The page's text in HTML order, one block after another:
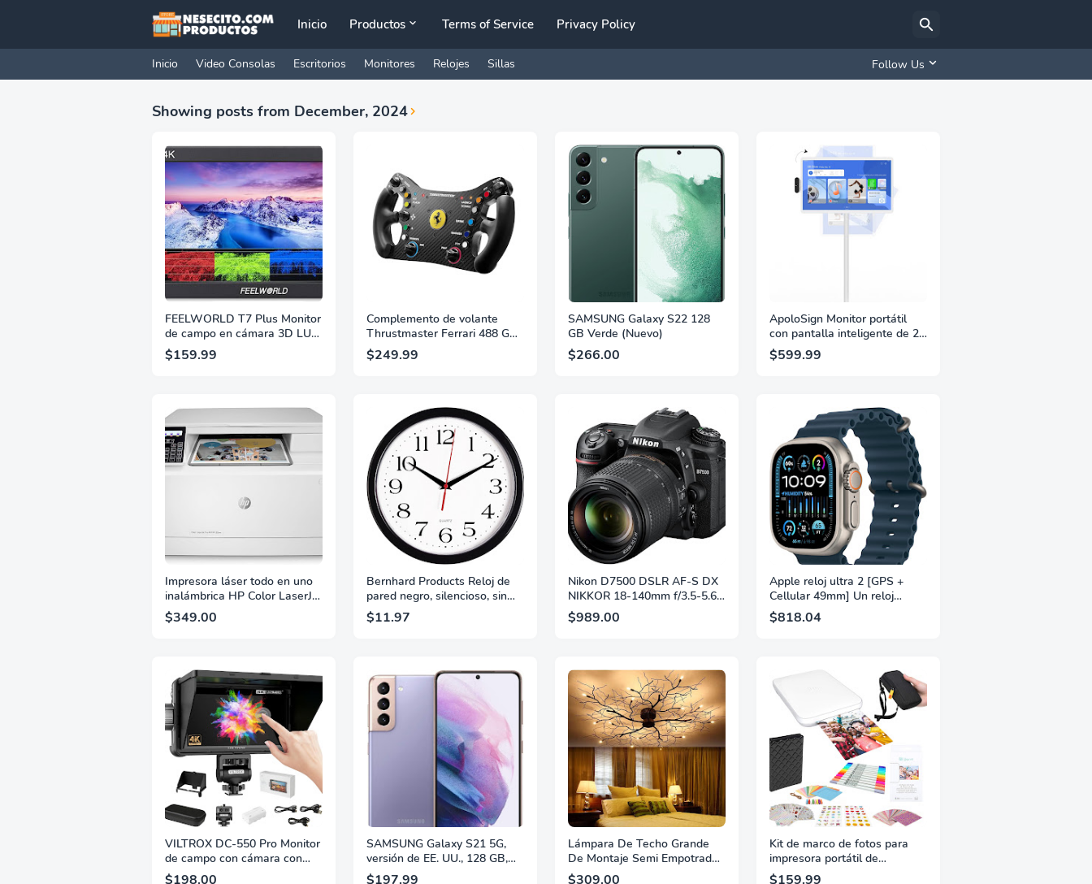
Inicio Productos Terms of Service Privacy Policy
Inicio Video Consolas Escritorios Monitores Relojes Sillas Follow Us
Showing posts from December, 2024
FEELWORLD T7 Plus Monitor
de campo en cámara 3D LUT
de 7 pulgadas con
entrada/salida HDMI 4K IPS
$159.99
Complemento de volante
Thrustmaster Ferrari 488 GT3
(Compatible con PS5, PS5
Pro, PS4, XBOX Series X/S,
$249.99
SAMSUNG Galaxy S22 128
GB Verde (Nuevo)
$266.00
ApoloSign Monitor portátil
con pantalla inteligente de 24
pulgadas 1080p, pantalla
táctil, sistema operativo
incorporada (4-6H), rotación
completa, con control remoto
por voz
$599.99
Impresora láser todo en uno
inalámbrica HP Color LaserJet
Pro M182nw, impresión,
escaneo y copia móvil
$349.00
Bernhard Products Reloj de
pared negro, silencioso, sin
tictac, 10 pulgadas, cuarzo de
alta calidad, funciona con
ela, movimiento de barrido
$11.97
Nikon D7500 DSLR AF-S DX
NIKKOR 18-140mm f/3.5-5.6G
ED VR con lente
$989.00
Apple reloj ultra 2 [GPS +
Cellular 49mm] Un reloj
inteligente con una resistente
caja de titanio y una correa
precisión, botones de acción,
batería de duración ultralarga
y pantalla Retina brillante
$818.04
VILTROX DC-550 Pro Monitor
de campo con cámara con
pantalla táctil de 5,5
$198.00
SAMSUNG Galaxy S21 5G,
versión de EE. UU., 128 GB,
Phantom Violet -
$197.99
Lámpara De Techo Grande
De Montaje Semi Empotrado,
Lámpara De Techo LED G4
$309.00
Kit de marco de fotos para
impresora portátil de
fotografías y vídeos Lifeprint
$159.99